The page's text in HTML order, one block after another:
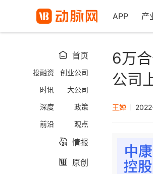
APP 产
 首页
投融资
创业公司
时讯
大公司
深度
政策
前沿
观点
 情报
 原创
6万
公司
王婵